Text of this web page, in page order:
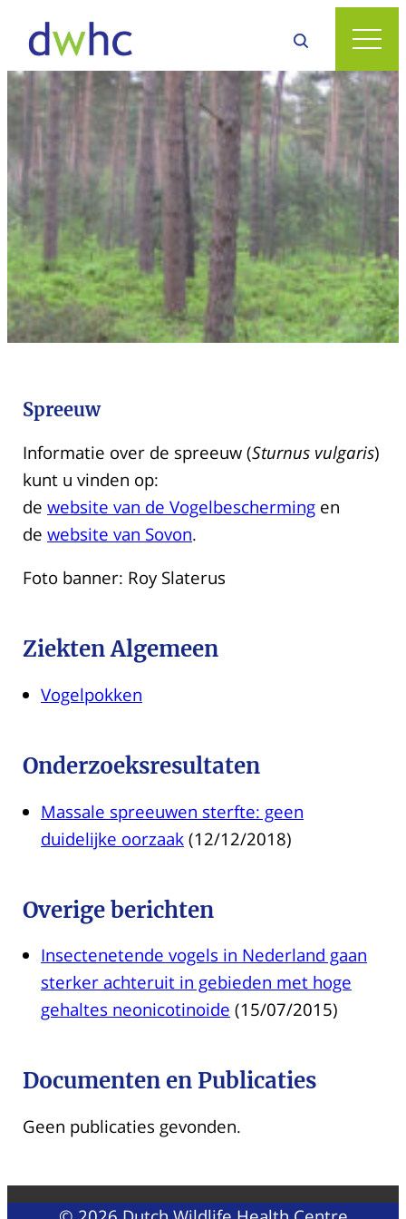
Spreeuw
Informatie over de spreeuw (Sturnus vulgaris)
kunt u vinden op:
de website van de Vogelbescherming en
de website van Sovon.
Foto banner: Roy Slaterus
Ziekten Algemeen
Vogelpokken
Onderzoeksresultaten
Massale spreeuwen sterfte: geen
duidelijke oorzaak (12/12/2018)
Overige berichten
Insectenetende vogels in Nederland gaan
sterker achteruit in gebieden met hoge
gehaltes neonicotinoide (15/07/2015)
Documenten en Publicaties
Geen publicaties gevonden.